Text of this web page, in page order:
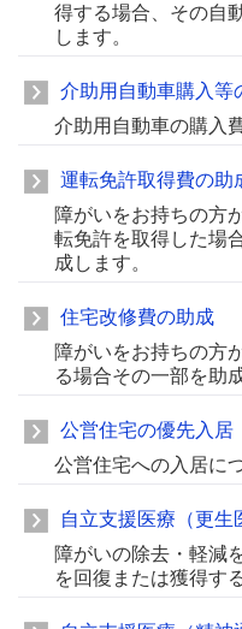
得する場合、その自
します。
介助用自動車購入等
介助用自動車の購入
運転免許取得費の助
障がいをお持ちの方
転免許を取得した場
成します。
住宅改修費の助成
障がいをお持ちの方
る場合その一部を助
公営住宅の優先入居
公営住宅への入居に
自立支援医療（更生
障がいの除去・軽減
を回復または獲得す